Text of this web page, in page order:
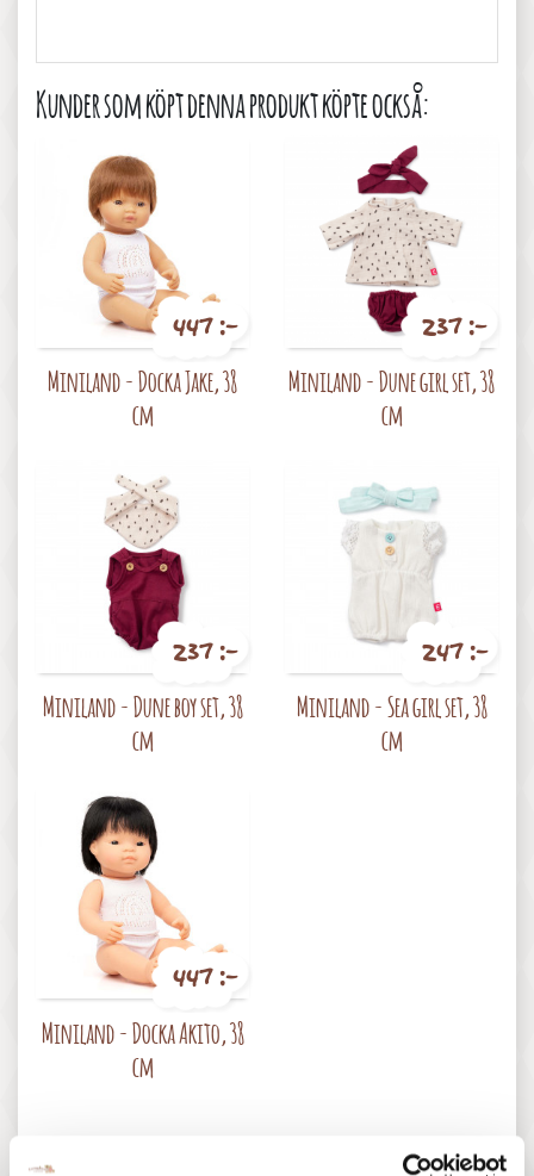
Kunder som köpt denna produkt köpte också:
447 :-
Miniland - Docka Jake, 38
cm
237 :-
Miniland - Dune girl set, 38
cm
237 :-
Miniland - Dune boy set, 38
cm
247 :-
Miniland - Sea girl set, 38
cm
447 :-
Miniland - Docka Akito, 38
cm
16 andra produkter i samma kategori: